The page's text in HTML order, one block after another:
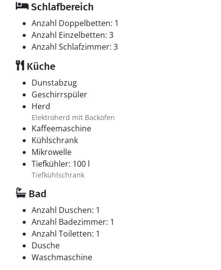
Schlafbereich
Anzahl Doppelbetten: 1
Anzahl Einzelbetten: 3
Anzahl Schlafzimmer: 3
Küche
Dunstabzug
Geschirrspüler
Herd
Elektroherd mit Backofen
Kaffeemaschine
Kühlschrank
Mikrowelle
Tiefkühler: 100 l
Tiefkühlschrank
Bad
Anzahl Duschen: 1
Anzahl Badezimmer: 1
Anzahl Toiletten: 1
Dusche
Waschmaschine